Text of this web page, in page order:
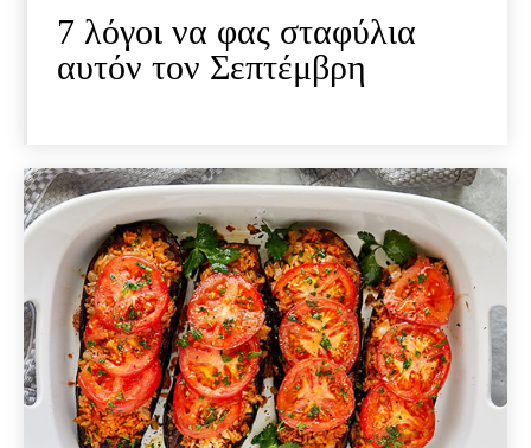
7 λόγοι να φας σταφύλια
αυτόν τον Σεπτέμβρη